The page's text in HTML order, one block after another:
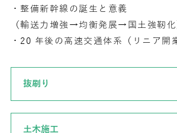
・整備新幹線の誕生と意義
（輸送力増強→均衡発展→国土強靭化
・20 年後の高速交通体系（リニア開
抜刷り
土木施工